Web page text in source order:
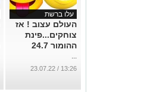
עלו ברשת
העולם עצוב ! אז
צוחקים...פינת
ההומור 24.7
...
13:26 / 23.07.22